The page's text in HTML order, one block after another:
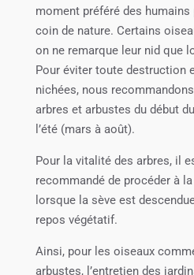
moment préféré des
coin de nature. Certains
on ne remarque leur nid que
Pour éviter toute destruction
nichées, nous
arbres et arbustes du début
l’été (mars à août).
Pour la vitalité des arbres, il
recommandé de procéder à
lorsque la sève est
repos végétatif.
Ainsi, pour les oiseaux
arbustes, l’entretien des